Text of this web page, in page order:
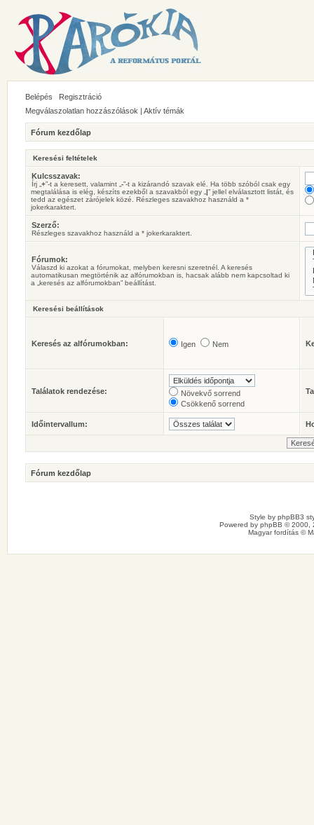
Belépés
Regisztráció
Megválaszolatlan hozzászólások | Aktív témák
Fórum kezdőlap
Keresési feltételek
Kulcsszavak:
Írj „ +”-t a keresett, valamint „ -”-t a kizárandó szavak elé. Ha több szóból csak egy
megtalálása is elég, készíts ezekből a szavakból egy „ |” jellel elválasztott listát, és
tedd az egészet zárójelek közé. Részleges szavakhoz használd a *
jokerkaraktert.
Szerző:
Részleges szavakhoz használd a * jokerkaraktert.
Fórumok:
Válaszd ki azokat a fórumokat, melyben keresni szeretnél. A keresés
automatikusan megtörténik az alfórumokban is, hacsak alább nem kapcsoltad ki
a „keresés az alfórumokban” beállítást.
Keresési beállítások
Keresés az alfórumokban: Igen Nem
Találatok rendezése:
Növekvő sorrend
Csökkenő sorrend
Időintervallum:
Fórum kezdőlap
Style by phpBB3
Powered by phpBB © 2000,
Magyar fordítás ©